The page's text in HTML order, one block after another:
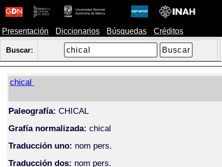
Presentación Diccionarios Búsquedas Créditos
Buscar:
chical
Paleografía: CHICAL
Grafía normalizada: chical
Traducción uno: nom pers.
Traducción dos: nom pers.